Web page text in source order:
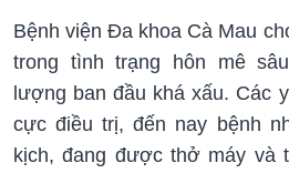
Bệnh viện Đa khoa Cà Mau
trong tình trạng hôn mê
lượng ban đầu khá xấu. Các
cực điều trị, đến nay bệnh
kịch, đang được thở máy và